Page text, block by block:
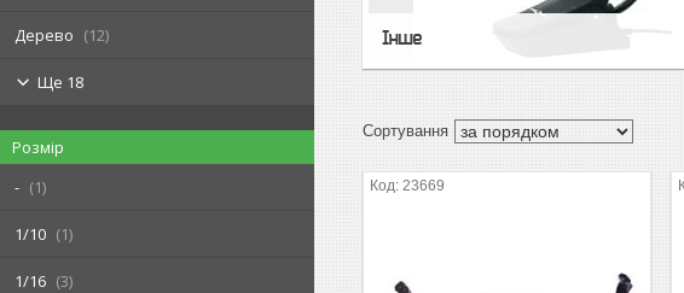
Дерево 12
Ще 18
Розмір
-
1
1/10 1
1/16 3
Інше
23669